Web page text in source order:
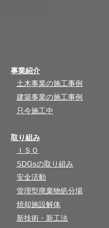
事業紹介
土木事業の施工事例
建築事業の施工事例
只今施工中
取り組み
ＩＳＯ
SDGsの取り組み
安全活動
管理型廃棄物処分場
焼却施設解体
新技術・新工法